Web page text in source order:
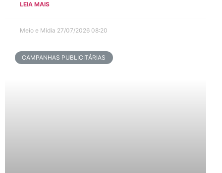
LEIA MAIS
Meio e Midia 27/07/2026 08:20
CAMPANHAS PUBLICITÁRIAS